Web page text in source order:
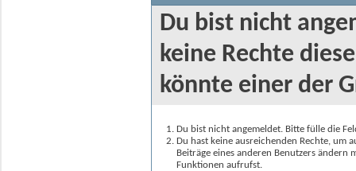
Du bist nicht
keine Rechte
könnte einer der
Du bist nicht angemeldet. Bitte fülle die
Du hast keine ausreichenden Rechte, um
Beiträge eines anderen Benutzers
Funktionen aufrufst.